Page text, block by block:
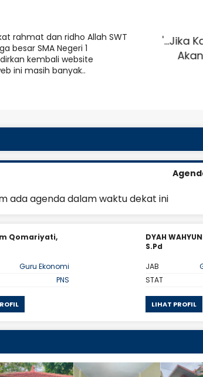
rahmat dan ridho Allah SWT
besar SMA Negeri 1
kembali website
ini masih banyak..
Mimpimu Orang Lain
Untuk Mengejar Mimpi
Mereka..."
dari Pengawas
di SMA Negeri 1 Singosari
ada agenda dalam waktu dekat ini
WAHYUNINGSIH,
Guru Kelas 10
PROFIL
Siti
LIHAT